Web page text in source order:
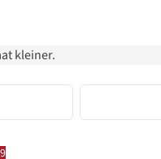
kleiner.